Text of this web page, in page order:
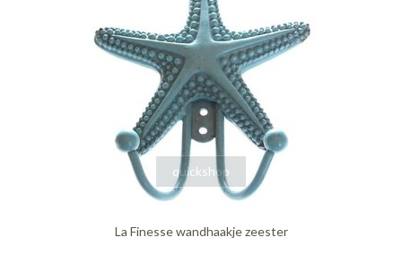
quickshop
La Finesse wandhaakje zeester